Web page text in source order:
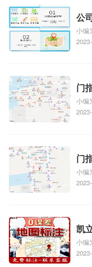
情可
公
地
务
小编
教程
门
何
记
小编
标记
关地
门
图
图
小编
门指
门指
怎
正文
凯
自
心
小编
啊、